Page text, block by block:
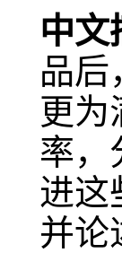
中文
品后
更为
率，
进这
并论